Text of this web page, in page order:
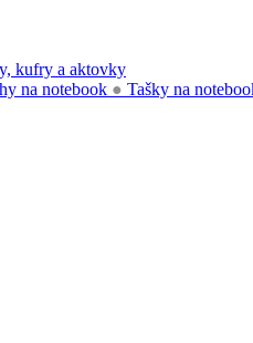
kufry a aktovky
na notebook ● Tašky na